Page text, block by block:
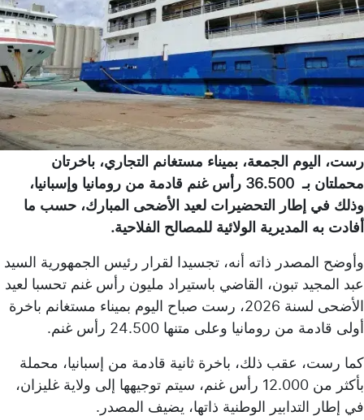
رست، اليوم الجمعة، بميناء مستغانم التجاري، باخرتان
محملتان بـ 36.500 رأس غنم قادمة من رومانيا وإسبانيا،
وذلك في إطار التحضيرات لعيد الأضحى المبارك، حسب ما
أفادت به المديرية الولائية للمصالح الفلاحية.
وأوضح المصدر ذاته أنه، تجسيدا لقرار رئيس الجمهورية السيد
عبد المجيد تبون، القاضي باستيراد مليون رأس غنم تحسبا لعيد
الأضحى لسنة 2026، رست صباح اليوم بميناء مستغانم باخرة
أولى قادمة من رومانيا وعلى متنها 24.500 رأس غنم.
كما رست، عقب ذلك، باخرة ثانية قادمة من إسبانيا، محملة
بأكثر من 12.000 رأس غنم، سيتم توجيهها إلى ولاية غليزان،
في إطار التدابير الوطنية ذاتها، يضيف المصدر.